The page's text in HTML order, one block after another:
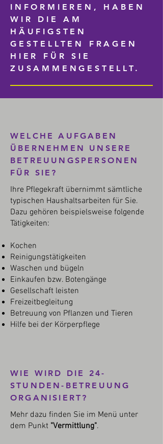
INFORMIEREN, HABEN
WIR DIE AM
HÄUFIGSTEN
GESTELLTEN FRAGEN
HIER FÜR SIE
ZUSAMMENGESTELLT.
WELCHE AUFGABEN
ÜBERNEHMEN UNSERE
BETREUUNGSPERSONEN
FÜR SIE?
Ihre Pflegekraft übernimmt sämtliche
typischen Haushaltsarbeiten für Sie.
Dazu gehören beispielsweise folgende
Tätigkeiten:
Kochen
Reinigungstätigkeiten
Waschen und bügeln
Einkaufen bzw. Botengänge
Gesellschaft leisten
Freizeitbegleitung
Betreuung von Pflanzen und Tieren
Hilfe bei der Körperpflege
WIE WIRD DIE 24-
STUNDEN-BETREUUNG
ORGANISIERT?
Mehr dazu finden Sie im Menü unter
dem Punkt "Vermittlung".